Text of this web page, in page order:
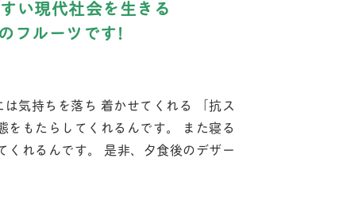
い現代社会を生きる
フルーツです!
気持ちを落ち 着かせてくれる 「抗ス
をもたらしてくれるんです。 また寝る
れるんです。 是非、夕食後のデザー